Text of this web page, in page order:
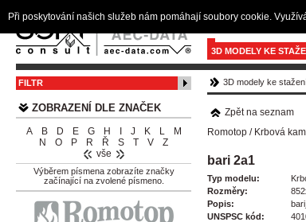
3D MODELY KE
FILTR
ZOBRAZENÍ DLE ZNAČEK
A B D E G H J K L
M
N
O P R Ř S T V
Z
vše
Výběrem písmena zobrazíte značky
začínající na zvolené písmeno.
3D modely ke
Zpět na seznam
Romotop / Krbová
bari 2a1
Typ modelu:
Rozměry:
Popis:
UNSPSC kód:
Při poskytování našich služeb nám pomáhají soubory cookie.